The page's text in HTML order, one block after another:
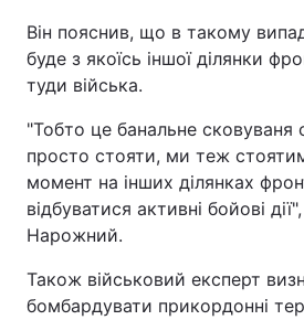
Він пояснив, що в такому
буде з якоїсь іншої ділянки
туди війська.
"Тобто це банальне сковуваня
просто стояти, ми теж
момент на інших ділянках
відбуватися активні бойові
Нарожний.
Також військовий експерт
бомбардувати прикордонні